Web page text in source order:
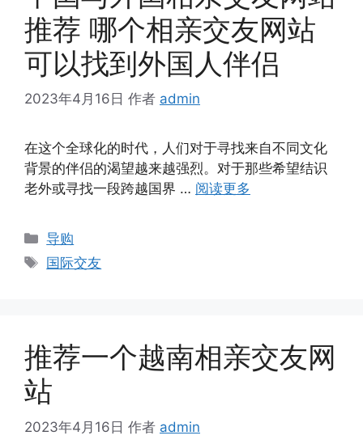
推荐 哪个相亲交友网站
可以找到外国人伴侣
2023年4月16日 作者 admin
在这个全球化的时代，人们对于寻找来自不同文化
背景的伴侣的渴望越来越强烈。对于那些希望结识
老外或寻找一段跨越国界 … 阅读更多
分
类
导购
标
国际交友
推荐一个越南相亲交友网
站
2023年4月16日 作者 admin